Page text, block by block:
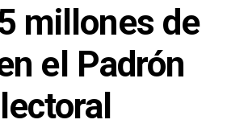
millones de
el Padrón